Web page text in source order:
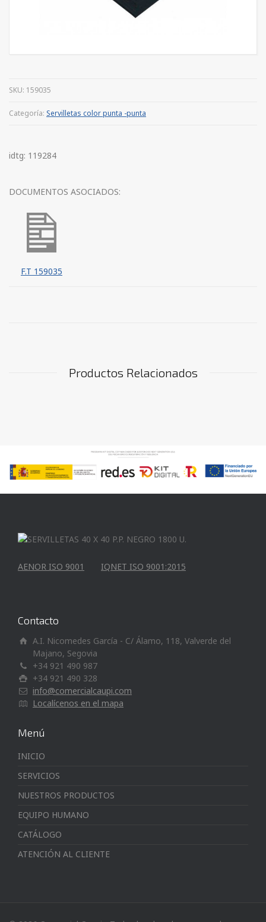
SKU: 159035
Categoría: Servilletas color punta -punta
idtg: 119284
DOCUMENTOS ASOCIADOS:
F.T 159035
Productos Relacionados
AENOR ISO 9001 IQNET ISO 9001:2015
Contacto
A.I. Nicomedes García - C/ Álamo, 118, Valverde del
Majano, Segovia
+34 921 490 987
+34 921 490 328
info@comercialcaupi.com
Localícenos en el mapa
Menú
INICIO
SERVICIOS
NUESTROS PRODUCTOS
EQUIPO HUMANO
CATÁLOGO
ATENCIÓN AL CLIENTE